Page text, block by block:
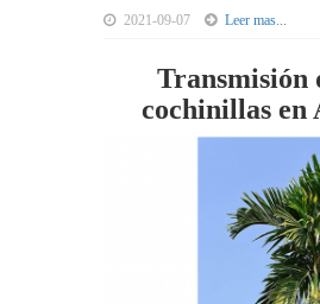
2021-09-07 Leer mas...
Transmisión
cochinillas en